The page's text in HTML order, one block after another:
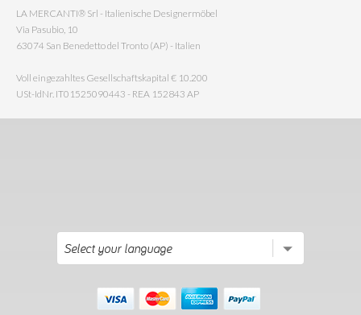
LA MERCANTI® Srl - Italienische Designermöbel
Via Pasubio, 10
63074 San Benedetto del Tronto (AP) - Italien
Voll eingezahltes Gesellschaftskapital € 10.200
USt-IdNr. IT01525090443 - REA 152843 AP